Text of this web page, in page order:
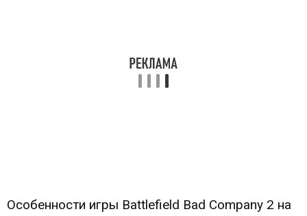
Особенности игры Battlefield Bad Company 2 на